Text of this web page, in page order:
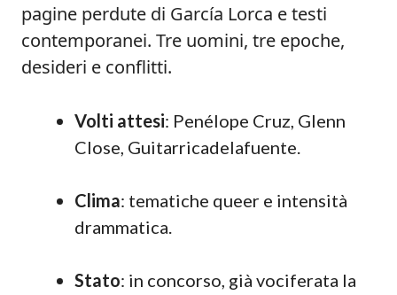
pagine perdute di García Lorca e testi
contemporanei. Tre uomini, tre epoche,
desideri e conflitti.
Volti attesi: Penélope Cruz, Glenn
Close, Guitarricadelafuente.
Clima: tematiche queer e intensità
drammatica.
Stato: in concorso, già vociferata la